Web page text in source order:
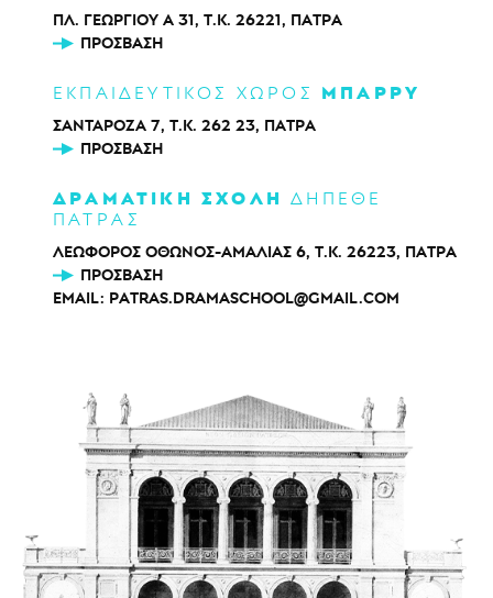
ΠΛ. ΓΕΩΡΓΙΟΥ Α 31, Τ.Κ. 26221, ΠΑΤΡΑ
ΠΡΌΣΒΑΣΗ
ΕΚΠΑΙΔΕΥΤΙΚΟΣ ΧΩΡΟΣ ΜΠΑΡΡΥ
ΣΑΝΤΑΡΟΖΑ 7, Τ.Κ. 262 23, ΠΑΤΡΑ
ΠΡΌΣΒΑΣΗ
ΔΡΑΜΑΤΙΚΗ ΣΧΟΛΗ ΔΗΠΕΘΕ
ΠΑΤΡΑΣ
ΛΕΩΦΟΡΟΣ ΟΘΩΝΟΣ-ΑΜΑΛΙΑΣ 6, Τ.Κ. 26223, ΠΑΤΡΑ
ΠΡΌΣΒΑΣΗ
EMAIL: PATRAS.DRAMASCHOOL@GMAIL.COM